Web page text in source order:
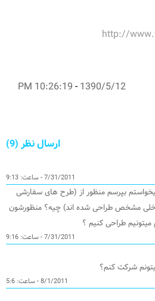
http://
1390/5/12
-
10:26:19 PM
ارسال نظر (9)
7/31/2011 - ساعت: 9:13
بپرسم منظور از (طرح های سفارشی
مشخص طراحی شده اند) چیه؟ منظورشون
طراحی کنیم ؟
7/31/2011 - ساعت: 9:16
شرکت کنم؟
8/1/2011 - ساعت: 5:6